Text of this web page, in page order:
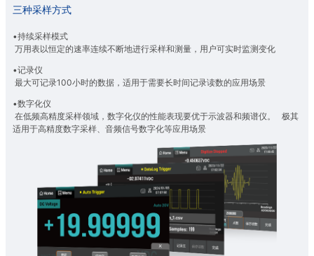
三种采样方式
•持续采样模式
万用表以恒定的速率连续不断地进行采样和测量，用户可实时监测变化
•记录仪
最大可记录100小时的数据，适用于需要长时间记录读数的应用场景
•数字化仪
在低频高精度采样领域，数字化仪的性能表现要优于示波器和频谱仪。 极其
适用于高精度数字采样、音频信号数字化等应用场景